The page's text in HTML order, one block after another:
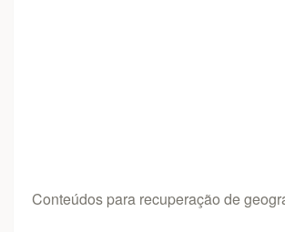
Conteúdos para recuperação de